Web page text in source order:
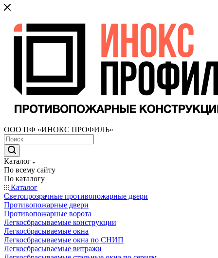
ООО ПФ «ИНОКС ПРОФИЛЬ»
Каталог
По всему сайту
По каталогу
Каталог
Светопрозрачные противопожарные двери
Противопожарные двери
Противопожарные ворота
Легкосбрасываемые конструкции
Легкосбрасываемые окна
Легкосбрасываемые окна по СНИП
Легкосбрасываемые витражи